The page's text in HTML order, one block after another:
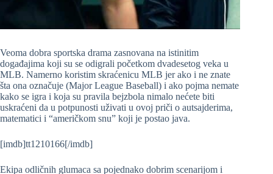
Veoma dobra sportska drama zasnovana na istinitim
događajima koji su se odigrali početkom dvadesetog veka u
MLB. Namerno koristim skraćenicu MLB jer ako i ne znate
šta ona označuje (Major League Baseball) i ako pojma nemate
kako se igra i koja su pravila bejzbola nimalo nećete biti
uskraćeni da u potpunosti uživati u ovoj priči o autsajderima,
matematici i “američkom snu” koji je postao java.
[imdb]tt1210166[/imdb]
Ekipa odličnih glumaca sa pojednako dobrim scenarijom i